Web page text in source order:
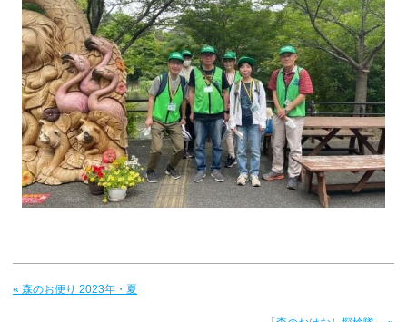
« 森のお便り 2023年・夏